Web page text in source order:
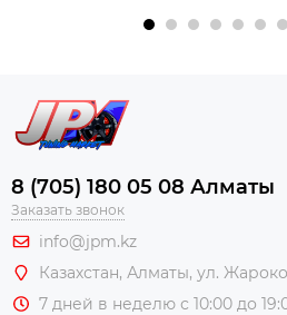
8 (705) 180 05 08 Алматы
Заказать звонок
info@jpm.kz
Казахстан, Алматы, ул.
7 дней в неделю с 10:00 до